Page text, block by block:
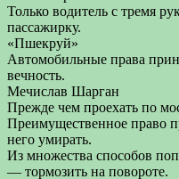
Только водитель с тремя
пассажирку.
«Пшекруй»
Автомобильные права
вечность.
Мечислав Шарган
Прежде чем проехать по
Преимущественное право
него умирать.
Из множества способов
— тормозить на повороте.